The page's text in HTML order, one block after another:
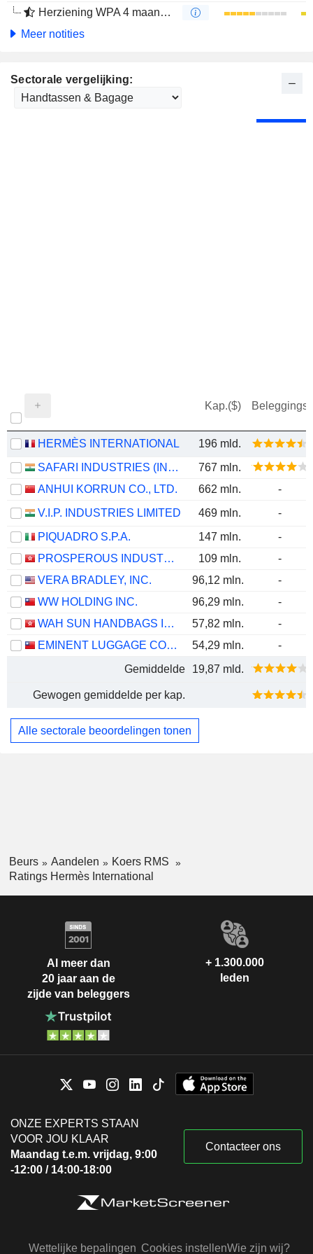
Herziening WPA 4 maanden
Meer notities
Sectorale vergelijking:
Kap.($) Beleggings
HERMÈS INTERNATIONAL
196 mld.
SAFARI INDUSTRIES (INDIA) LIMITED
767 mln.
ANHUI KORRUN CO., LTD.
662 mln.
-
V.I.P. INDUSTRIES LIMITED
469 mln.
-
PIQUADRO S.P.A.
147 mln.
-
PROSPEROUS INDUSTRIAL (HOLDINGS) LIMITED
109 mln.
-
VERA BRADLEY, INC.
96,12 mln.
-
WW HOLDING INC.
96,29 mln.
-
WAH SUN HANDBAGS INTERNATIONAL HOLDINGS LIMITED
57,82 mln.
-
EMINENT LUGGAGE CORPORATION
54,29 mln.
-
Gemiddelde
19,87 mld.
Gewogen gemiddelde per kap.
Alle sectorale beoordelingen tonen
Beurs Aandelen
Koers RMS
Ratings Hermès International
Al meer dan
20 jaar aan de
zijde van beleggers
+ 1.300.000
leden
ONZE EXPERTS STAAN
VOOR JOU KLAAR
Maandag t.e.m. vrijdag, 9:00
-12:00 / 14:00-18:00
Contacteer ons
Wettelijke bepalingen Cookies instellenWie zijn wij?